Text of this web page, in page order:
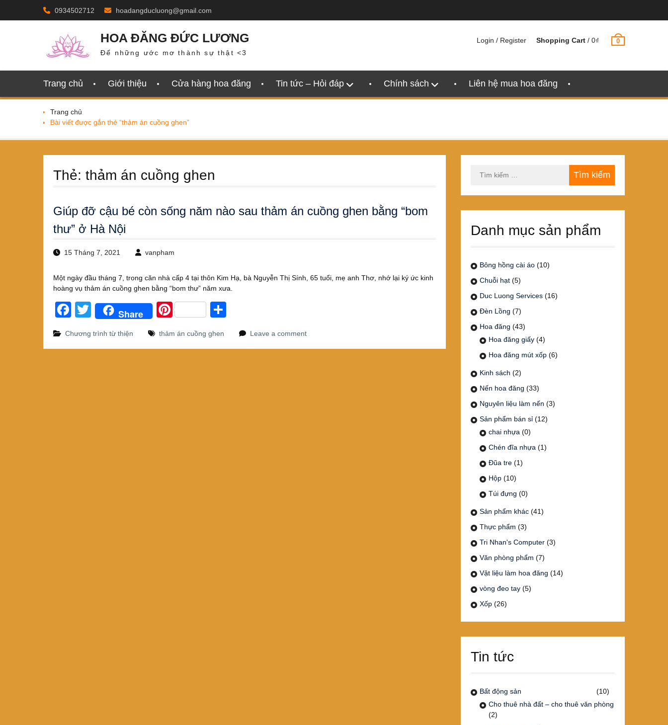
0934502712 hoadangducluong@gmail.com
HOA ĐĂNG ĐỨC LƯƠNG
Để những ước mơ thành sự thật <3
Login / Register Shopping Cart / 0₫ 0
Trang chủ Giới thiệu Cửa hàng hoa đăng Tin tức – Hỏi đáp Chính sách Liên hệ mua hoa đăng
Trang chủ
Bài viết được gắn thẻ “thảm án cuồng ghen”
Thẻ: thảm án cuồng ghen
Giúp đỡ cậu bé còn sống năm nào sau thảm án cuồng ghen bằng “bom
thư” ở Hà Nội
15 Tháng 7, 2021 vanpham
Một ngày đầu tháng 7, trong căn nhà cấp 4 tại thôn Kim Hạ, bà Nguyễn Thị Sính, 65 tuổi, mẹ anh Thơ, nhớ lại ký ức kinh
hoàng vụ thảm án cuồng ghen bằng “bom thư” năm xưa.
F
c
T
tt
Share
Pi
er
ar
Chương trình từ thiện thảm án cuồng ghen Leave a comment
kiếm
Danh mục sản phẩm
Bông hồng cài áo (10)
Chuỗi hạt (5)
Duc Luong Services (16)
Đèn Lồng (7)
Hoa đăng (43)
Hoa đăng giấy (4)
Hoa đăng mút xốp (6)
Kinh sách (2)
Nến hoa đăng (33)
Nguyên liệu làm nến (3)
Sản phẩm bán sỉ (12)
chai nhựa (0)
Chén đĩa nhựa (1)
Đũa tre (1)
Hộp (10)
Túi đựng (0)
Sản phẩm khác (41)
Thực phẩm (3)
Tri Nhan's Computer (3)
Văn phòng phẩm (7)
Vật liệu làm hoa đăng (14)
vòng đeo tay (5)
Xốp (26)
Tin tức
Bất động sản
(10)
Cho thuê nhà đất – cho thuê văn phòng
(2)